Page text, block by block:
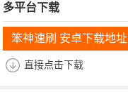
多平台下载
笨神速刷 安卓下载地址
直接点击下载